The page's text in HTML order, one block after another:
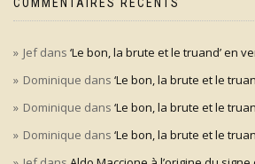
COMMENTAIRES RÉCENTS
Jefdans ‘Le bon, la brute et le truand’ en
Dominique dans ‘Le bon, la brute et le
Dominique dans ‘Le bon, la brute et le
Dominique dans ‘Le bon, la brute et le